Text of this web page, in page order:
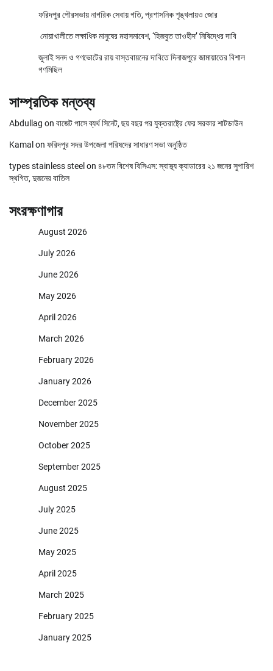
ফরিদপুর পৌরসভায় নাগরিক সেবায় গতি, প্রশাসনিক শৃঙ্খলায়ও জোর
নোয়াখালীতে লক্ষাধিক মানুষের মহাসমাবেশ, ‘হিজবুত তাওহীদ’ নিষিদ্ধের দাবি
জুলাই সনদ ও গণভোটের রায় বাস্তবায়নের দাবিতে দিনাজপুরে জামায়াতের বিশাল
গণমিছিল
সাম্প্রতিক মন্তব্য
Abdullag on বাজেট পাসে ব্যর্থ সিনেট, ছয় বছর পর যুক্তরাষ্ট্রে ফের সরকার শাটডাউন
Kamal on ফরিদপুর সদর উপজেলা পরিষদের সাধারণ সভা অনুষ্ঠিত
types stainless steel on ৪৮তম বিশেষ বিসিএস: স্বাস্থ্য ক্যাডারের ২১ জনের সুপারিশ
স্থগিত, দুজনের বাতিল
সংরক্ষণাগার
August 2026
July 2026
June 2026
May 2026
April 2026
March 2026
February 2026
January 2026
December 2025
November 2025
October 2025
September 2025
August 2025
July 2025
June 2025
May 2025
April 2025
March 2025
February 2025
January 2025